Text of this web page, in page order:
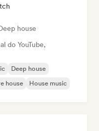
house
do YouTube,
Deep house
house House music